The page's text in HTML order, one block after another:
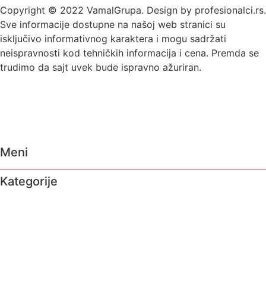
Copyright © 2022 VamalGrupa. Design by profesionalci.rs.
Sve informacije dostupne na našoj web stranici su
isključivo informativnog karaktera i mogu sadržati
neispravnosti kod tehničkih informacija i cena. Premda se
trudimo da sajt uvek bude ispravno ažuriran.
Meni
Kategorije